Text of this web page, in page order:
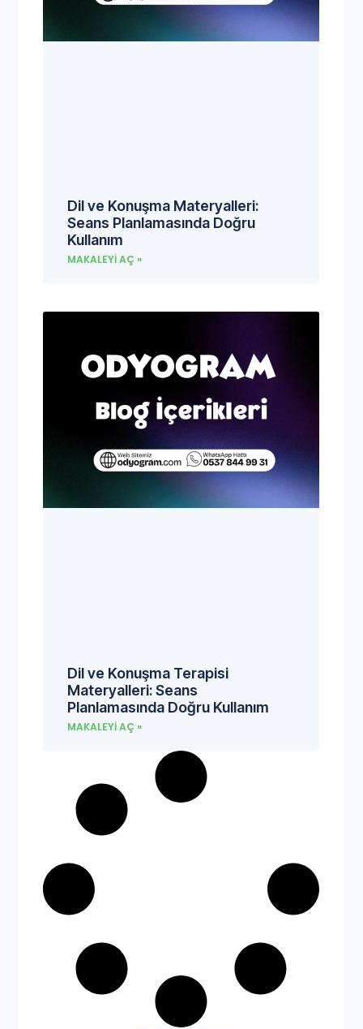
Dil ve Konuşma Materyalleri:
Seans Planlamasında Doğru
Kullanım
MAKALEYI AÇ »
Dil ve Konuşma Terapisi
Materyalleri: Seans
Planlamasında Doğru Kullanım
MAKALEYI AÇ »